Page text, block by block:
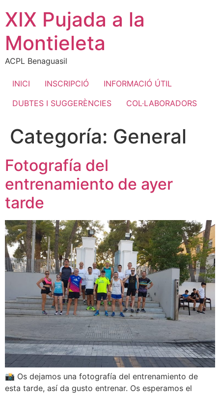
contenido
XIX Pujada a la
Montieleta
ACPL Benaguasil
INICI INSCRIPCIÓ
INFORMACIÓ ÚTIL
DUBTES I SUGGERÈNCIES
COL·LABORADORS
Categoría: General
Fotografía del
entrenamiento de ayer
tarde
📸 Os dejamos una fotografía del entrenamiento de
esta tarde, así da gusto entrenar. Os esperamos el